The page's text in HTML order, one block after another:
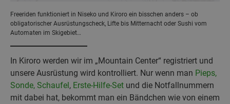
Freeriden funktioniert in Niseko und Kiroro ein bisschen anders – ob
obligatorischer Ausrüstungscheck, Lifte bis Mitternacht oder Sushi vom
Automaten im Skigebiet…
In Kiroro werden wir im „Mountain Center“ registriert und
unsere Ausrüstung wird kontrolliert. Nur wenn man Pieps,
Sonde, Schaufel, Erste-Hilfe-Set und die Notfallnummern
mit dabei hat, bekommt man ein Bändchen wie von einem